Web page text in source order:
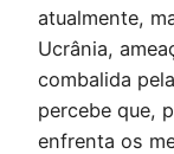
atualmente,
Ucrânia,
combalida
percebe que,
enfrenta os